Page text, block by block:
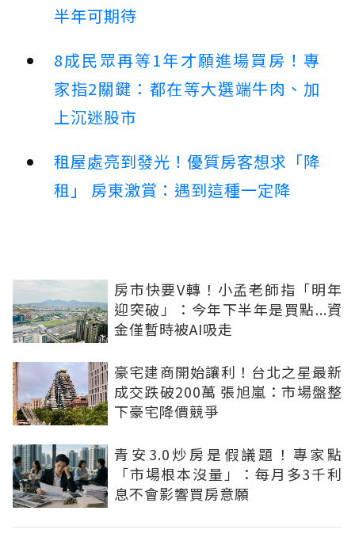
半年可期待
8成民眾再等1年才願進場買房！專
家指2關鍵：都在等大選端牛肉、加
上沉迷股市
租屋處亮到發光！優質房客想求「降
租」 房東激賞：遇到這種一定降
房市快要V轉！小孟老師指「明年
迎突破」：今年下半年是買點...資
金僅暫時被AI吸走
豪宅建商開始讓利！台北之星最新
成交跌破200萬 張旭嵐：市場盤整
下豪宅降價競爭
青安3.0炒房是假議題！專家點
「市場根本沒量」：每月多3千利
息不會影響買房意願